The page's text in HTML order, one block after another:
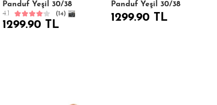
Panduf Yeşil 30/38
4.1 (14)
1299.90 TL
Panduf Yeşil 30/38
1299.90 TL